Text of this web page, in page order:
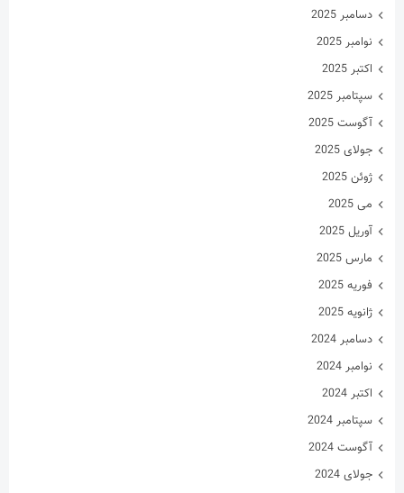
مارس 2025
فوریه 2025
ژانویه 2025
دسامبر 2024
نوامبر 2024
اکتبر 2024
سپتامبر 2024
آگوست 2024
جولای 2024
ژوئن 2024
می 2024
آوریل 2024
مارس 2024
فوریه 2024
ژانویه 2024
دسامبر 2023
نوامبر 2023
اکتبر 2023